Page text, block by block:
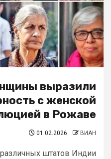
выразили
с женской
в Рожаве
01.02.2026 ВИАН
штатов Индии